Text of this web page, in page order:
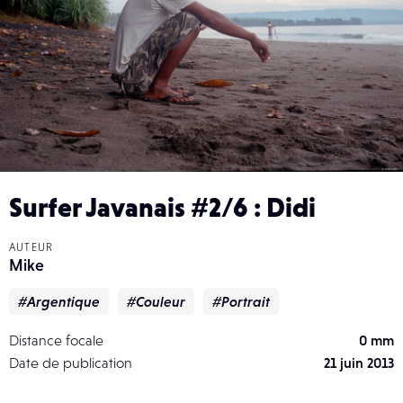
Surfer Javanais #2/6 : Didi
AUTEUR
Mike
#Argentique #Couleur #Portrait
Distance focale
0 mm
Date de publication
21 juin 2013